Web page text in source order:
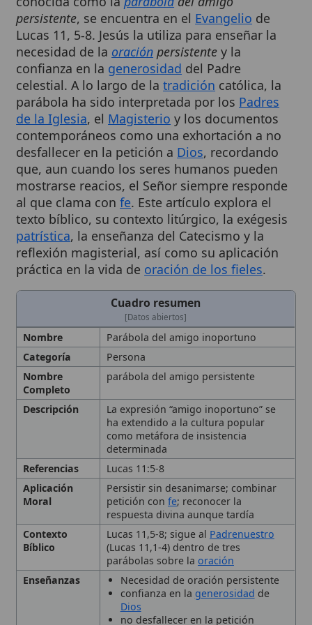
Lucas 11, 5-8. Jesús la utiliza para enseñar la
necesidad de laoraciónpersistentey la
confianza en la generosidaddel Padre
celestial. A lo largo de latradicióncatólica, la
parábola ha sido interpretada por losPadres
de la Iglesia , elMagisterioy los documentos
contemporáneos como una exhortación a no
desfallecer en la petición aDios, recordando
que, aun cuando los seres humanos pueden
mostrarse reacios, el Señor siempre responde
al que clama confe. Este artículo explora el
texto bíblico, su contexto litúrgico, la exégesis
patrística, la enseñanza del Catecismo y la
reflexión magisterial, así como su aplicación
práctica en la vida deoración de los fieles.
Cuadro resumen
[Datos abiertos]
Nombre Parábola del amigo inoportuno
Persona
Completo
parábola del amigo persistente
Descripción La expresión “amigo inoportuno” se
ha extendido a la cultura popular
como metáfora de insistencia
determinada
Referencias
Lucas 11:5-8
Aplicación
Persistir sin desanimarse; combinar
petición confe; reconocer la
respuesta divina aunque tardía
Contexto
Bíblico
Lucas 11,5-8; sigue alPadrenuestro
(Lucas 11,1-4) dentro de tres
parábolas sobre laoración
Enseñanzas
Necesidad de oración persistente
confianza en lagenerosidadde
Dios
no desfallecer en la petición
Catecismo (n.o 2800) subraya la
importunidad a Dios
elPapa Francisco(Audiencia
General11/11/2020 y 9/1/2019)
enfatiza laperseveranciacomo
expresión de fe